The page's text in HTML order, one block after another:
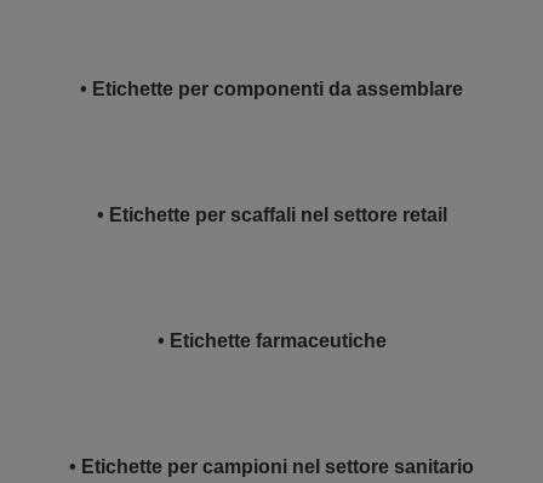
• Etichette per componenti da assemblare
• Etichette per scaffali nel settore retail
• Etichette farmaceutiche
• Etichette per campioni nel settore sanitario